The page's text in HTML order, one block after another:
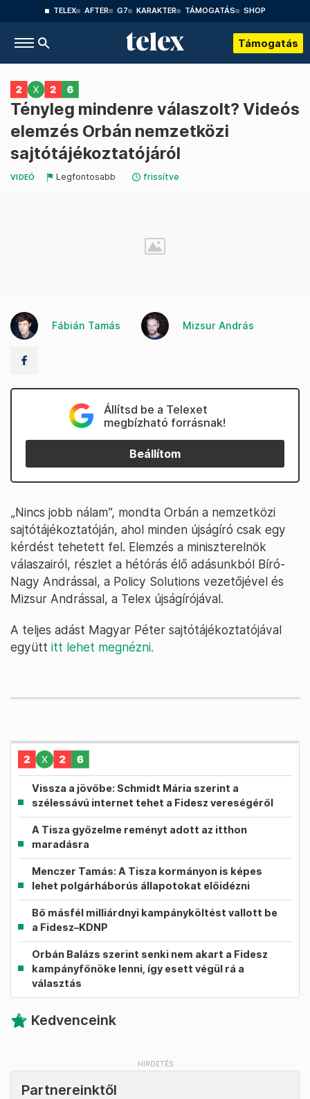
TELEX AFTER G7 KARAKTER TÁMOGATÁS SHOP
Támogatás
Tényleg mindenre válaszolt? Videós
elemzés Orbán nemzetközi
sajtótájékoztatójáról
VIDEÓ Legfontosabb frissítve
Fábián Tamás Mizsur András
Állítsd be a Telexet
megbízható forrásnak!
Beállítom
„Nincs jobb nálam”, mondta Orbán a nemzetközi
sajtótájékoztatóján, ahol minden újságíró csak egy
kérdést tehetett fel. Elemzés a miniszterelnök
válaszairól, részlet a hétórás élő adásunkból Bíró-
Nagy Andrással, a Policy Solutions vezetőjével és
Mizsur Andrással, a Telex újságírójával.
A teljes adást Magyar Péter sajtótájékoztatójával
együtt itt lehet megnézni.
Vissza a jövőbe: Schmidt Mária szerint a
szélessávú internet tehet a Fidesz vereségéről
A Tisza győzelme reményt adott az itthon
maradásra
Menczer Tamás: A Tisza kormányon is képes
lehet polgárháborús állapotokat előidézni
Bő másfél milliárdnyi kampányköltést vallott be
a Fidesz–KDNP
Orbán Balázs szerint senki nem akart a Fidesz
kampányfőnöke lenni, így esett végül rá a
választás
Kedvenceink
Partnereinktől